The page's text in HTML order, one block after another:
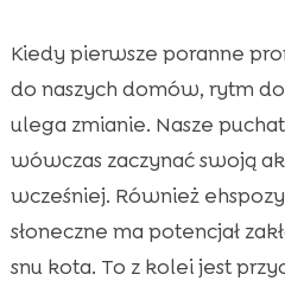
Kiedy pierwsze poranne
do naszych domów, rytm
ulega zmianie. Nasze
wówczas zaczynać swoją
wcześniej. Również
słoneczne ma potencjał
snu kota. To z kolei jest